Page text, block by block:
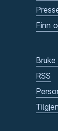
Finn
RSS